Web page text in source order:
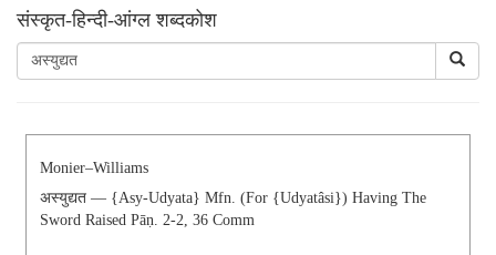
संस्‍कृत-हिन्दी-आंग्ल शब्दकोश
Monier–Williams
अस्युद्यत — {asy-Udyata} Mfn. (for {udyatâsi}) Having The
Sword Raised Pāṇ. 2-2, 36 Comm